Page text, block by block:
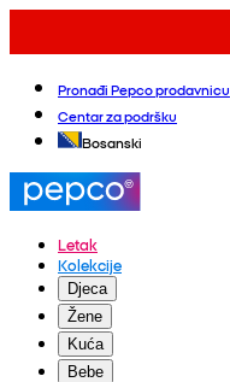
Pronađi Pepco prodavnicu
Centar za podršku
Bosanski
Letak
Kolekcije
Djeca
Žene
Kuća
Bebe